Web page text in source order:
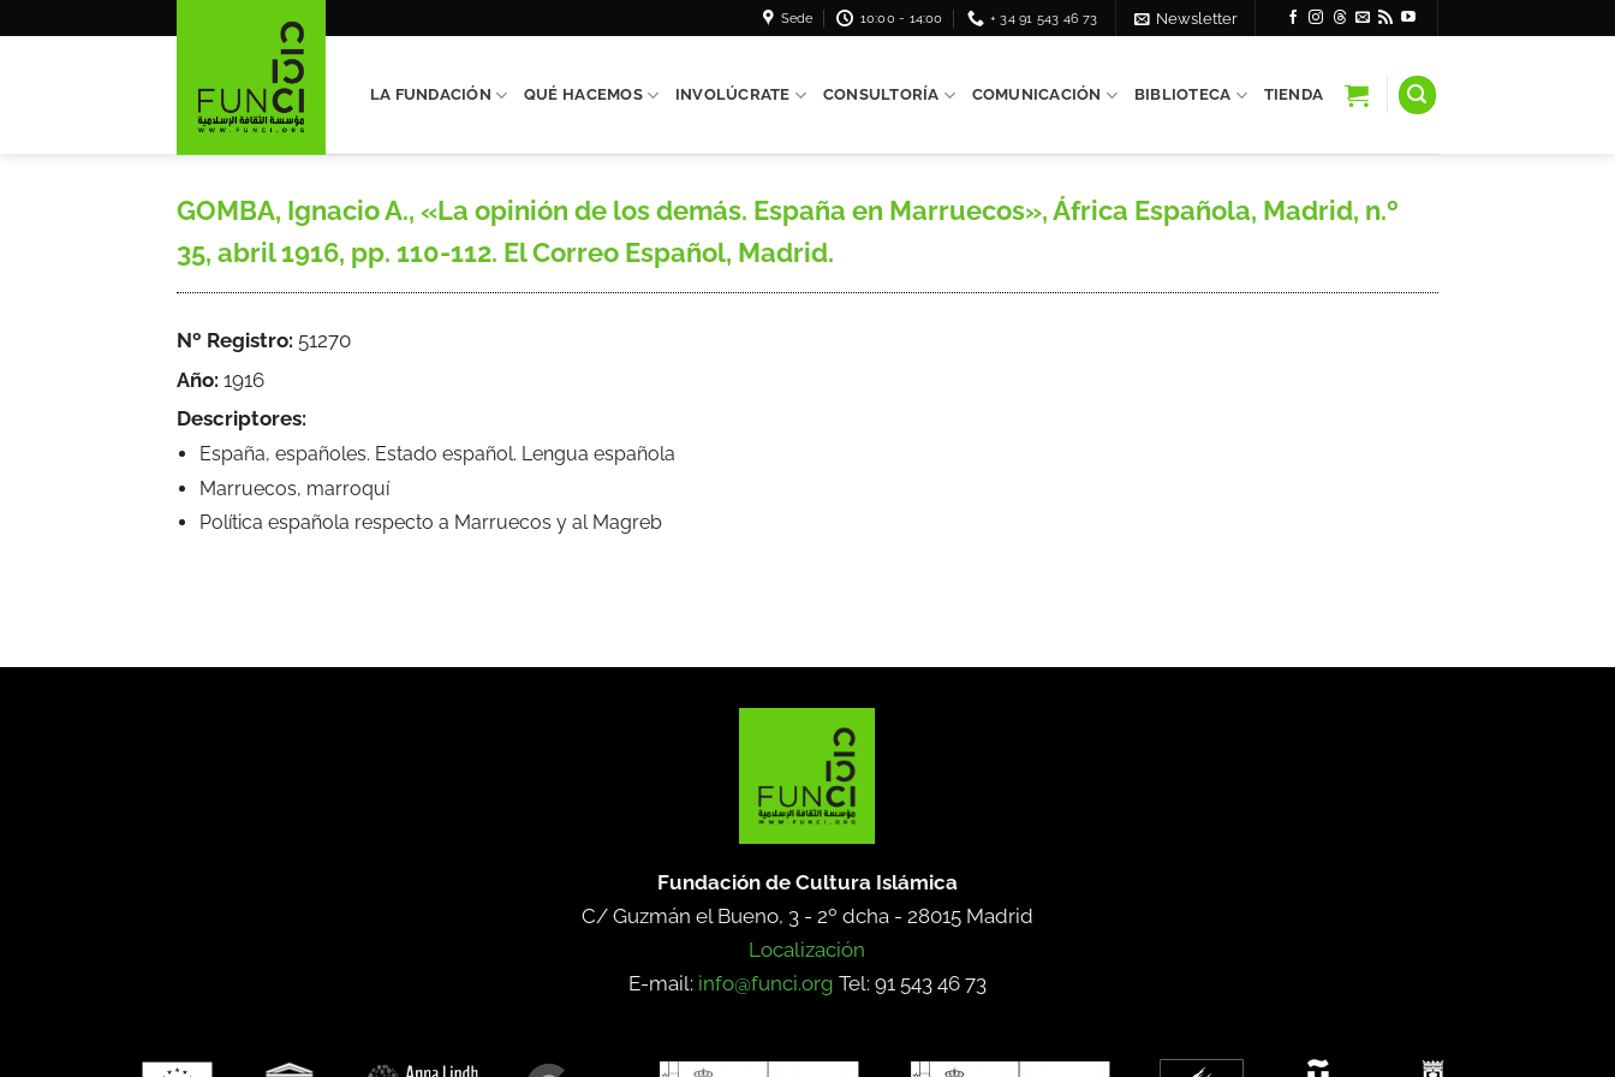
Sede 10:00 - 14:00 + 34 91 543 46 73 Newsletter
LA FUNDACIÓN QUÉ HACEMOS INVOLÚCRATE CONSULTORÍA COMUNICACIÓN BIBLIOTECA TIENDA
GOMBA, Ignacio A., «La opinión de los demás. España en Marruecos», África Española, Madrid, n.º
35, abril 1916, pp. 110-112. El Correo Español, Madrid.
Nº Registro: 51270
Año: 1916
Descriptores:
España, españoles. Estado español. Lengua española
Marruecos, marroquí
Política española respecto a Marruecos y al Magreb
Fundación de Cultura Islámica
C/ Guzmán el Bueno, 3 - 2º dcha - 28015 Madrid
Localización
E-mail: info@funci.org Tel: 91 543 46 73